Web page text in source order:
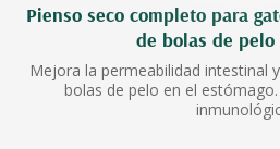
Pienso seco completo para
de bolas de
Mejora la permeabilidad intestinal
bolas de pelo en el